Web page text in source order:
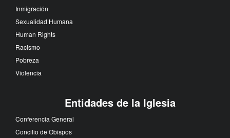
Inmigración
Sexualidad Humana
Human Rights
Racismo
Pobreza
Violencia
Entidades de la Iglesia
Conferencia General
Concilio de Obispos